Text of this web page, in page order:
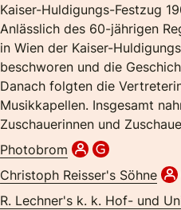
Kaiser-Huldigungs-Festzug
Anlässlich des 60-jährigen
in Wien der Kaiser-
beschworen und die
Danach folgten die
Musikkapellen. Insgesamt
Zuschauerinnen und
Photobrom
Christoph Reisser's Söhne
R. Lechner's k. k. Hof- und